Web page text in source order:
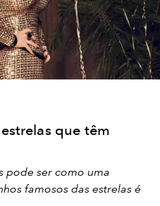
que têm
pode ser como uma
famosos das estrelas é